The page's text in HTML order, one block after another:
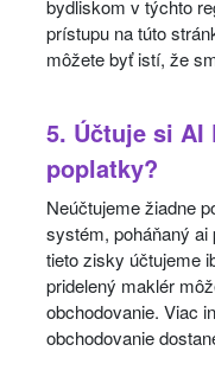
bydliskom v týchto
prístupu na túto
môžete byť istí, že
5. Účtuje si AI
poplatky?
Neúčtujeme žiadne
systém, poháňaný
tieto zisky účtujeme
pridelený maklér
obchodovanie. Viac
obchodovanie